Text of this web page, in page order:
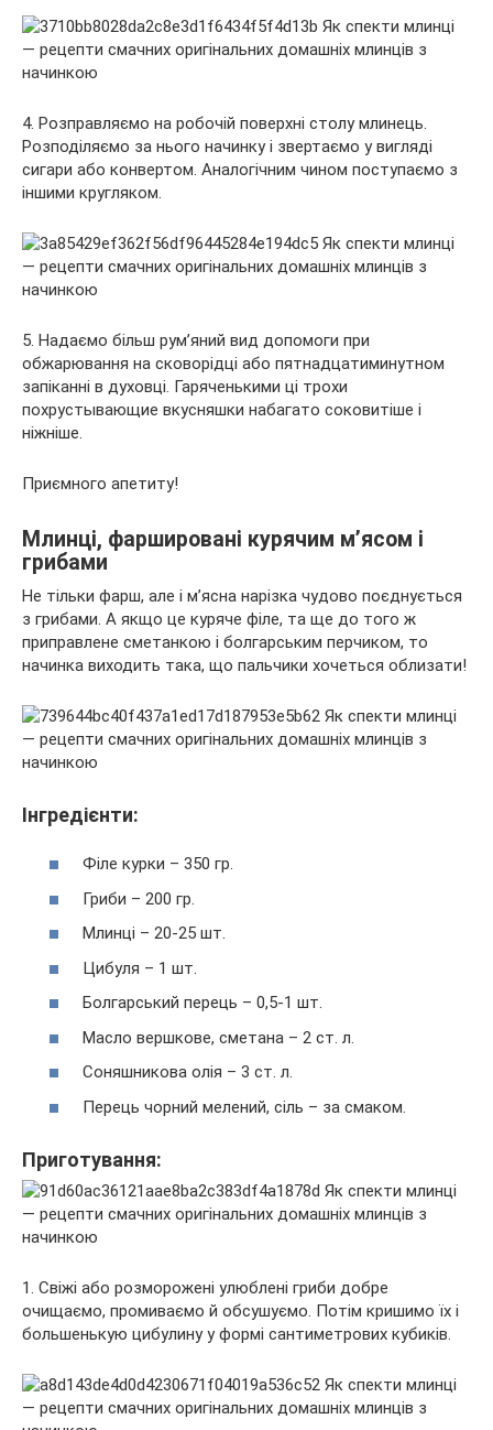
4. Розправляємо на робочій поверхні столу млинець.
Розподіляємо за нього начинку і звертаємо у вигляді
сигари або конвертом. Аналогічним чином поступаємо з
іншими кругляком.
5. Надаємо більш рум’яний вид допомоги при
обжарювання на сковорідці або пятнадцатиминутном
запіканні в духовці. Гаряченькими ці трохи
похрустывающие вкусняшки набагато соковитіше і
ніжніше.
Приємного апетиту!
Млинці, фаршировані курячим м’ясом і
грибами
Не тільки фарш, але і м’ясна нарізка чудово поєднується
з грибами. А якщо це куряче філе, та ще до того ж
приправлене сметанкою і болгарським перчиком, то
начинка виходить така, що пальчики хочеться облизати!
Інгредієнти:
Філе курки – 350 гр.
Гриби – 200 гр.
Млинці – 20-25 шт.
Цибуля – 1 шт.
Болгарський перець – 0,5-1 шт.
Масло вершкове, сметана – 2 ст. л.
Соняшникова олія – 3 ст. л.
Перець чорний мелений, сіль – за смаком.
Приготування:
1. Свіжі або розморожені улюблені гриби добре
очищаємо, промиваємо й обсушуємо. Потім кришимо їх і
большенькую цибулину у формі сантиметрових кубиків.